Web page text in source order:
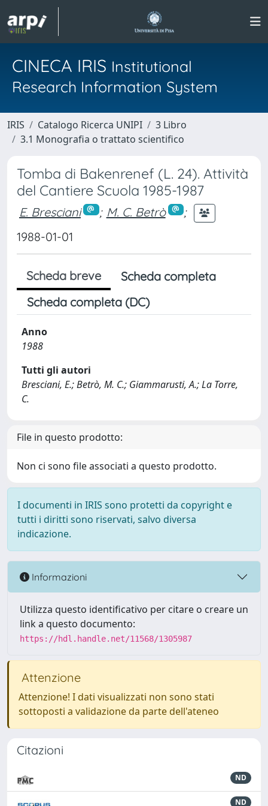
CINECA IRIS Institutional
Research Information System
IRIS Catalogo Ricerca UNIPI
3 Libro
3.1 Monografia o trattato scientifico
Tomba di Bakenrenef (L. 24). Attività
del Cantiere Scuola 1985-1987
E. Bresciani ; M. C. Betrò
;
1988-01-01
Scheda breve
Scheda completa
Scheda completa (DC)
Anno
1988
Tutti gli autori
Bresciani, E.; Betrò, M. C.; Giammarusti, A.; La Torre,
C.
File in questo prodotto:
Non ci sono file associati a questo prodotto.
I documenti in IRIS sono protetti da copyright e
tutti i diritti sono riservati, salvo diversa
indicazione.
Informazioni
Utilizza questo identificativo per citare o creare un
link a questo documento:
https://hdl.handle.net/11568/1305987
Attenzione
Attenzione! I dati visualizzati non sono stati
sottoposti a validazione da parte dell'ateneo
Citazioni
ND
ND